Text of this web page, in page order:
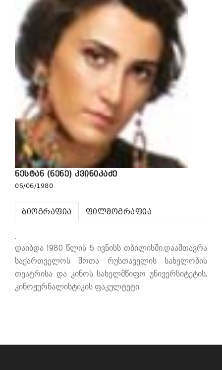
ნესტან (ნენე) კვინიკაძე
05/06/1980
ბიოგრაფია ფილმოგრაფია
.
დაიბდა 1980 წლის 5 ივნისს თბილისში.დაამთავრა
საქართველოს შოთა რუსთაველის სახელობის
თეატრისა და კინოს სახელმწიფო უნივერსიტეტის,
კინოჟურნალისტიკის ფაკულტეტი.